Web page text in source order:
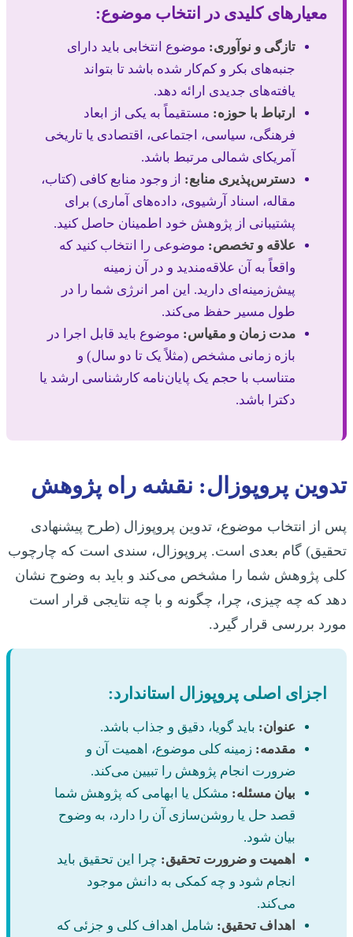
معیارهای کلیدی در انتخاب موضوع:
تازگی و نوآوری: موضوع انتخابی باید دارای
جنبه‌های بکر و کم‌کار شده باشد تا بتواند
یافته‌های جدیدی ارائه دهد.
ارتباط با حوزه: مستقیماً به یکی از ابعاد
فرهنگی، سیاسی، اجتماعی، اقتصادی یا تاریخی
آمریکای شمالی مرتبط باشد.
دسترس‌پذیری منابع: از وجود منابع کافی (کتاب،
مقاله، اسناد آرشیوی، داده‌های آماری) برای
پشتیبانی از پژوهش خود اطمینان حاصل کنید.
علاقه و تخصص: موضوعی را انتخاب کنید که
واقعاً به آن علاقه‌مندید و در آن زمینه
پیش‌زمینه‌ای دارید. این امر انرژی شما را در
طول مسیر حفظ می‌کند.
مدت زمان و مقیاس: موضوع باید قابل اجرا در
بازه زمانی مشخص (مثلاً یک تا دو سال) و
متناسب با حجم یک پایان‌نامه کارشناسی ارشد یا
دکترا باشد.
تدوین پروپوزال: نقشه راه پژوهش
پس از انتخاب موضوع، تدوین پروپوزال (طرح پیشنهادی
تحقیق) گام بعدی است. پروپوزال، سندی است که چارچوب
کلی پژوهش شما را مشخص می‌کند و باید به وضوح نشان
دهد که چه چیزی، چرا، چگونه و با چه نتایجی قرار است
مورد بررسی قرار گیرد.
اجزای اصلی پروپوزال استاندارد:
عنوان: باید گویا، دقیق و جذاب باشد.
مقدمه: زمینه کلی موضوع، اهمیت آن و
ضرورت انجام پژوهش را تبیین می‌کند.
بیان مسئله: مشکل یا ابهامی که پژوهش شما
قصد حل یا روشن‌سازی آن را دارد، به وضوح
بیان شود.
اهمیت و ضرورت تحقیق: چرا این تحقیق باید
انجام شود و چه کمکی به دانش موجود
می‌کند.
اهداف تحقیق: شامل اهداف کلی و جزئی که